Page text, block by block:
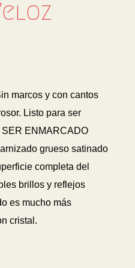
marcos y con cantos
Listo para ser
ENMARCADO
grueso satinado
completa del
brillos y reflejos
es mucho más
cristal.